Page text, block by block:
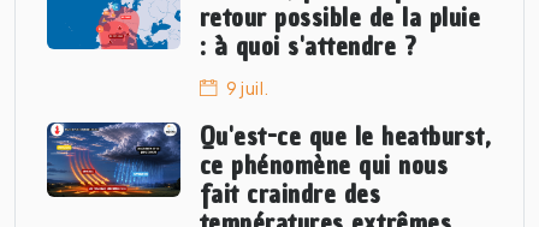
retour possible de la pluie
: à quoi s'attendre ?
9 juil.
Qu'est-ce que le heatburst,
ce phénomène qui nous
fait craindre des